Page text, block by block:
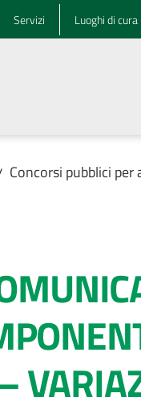
Servizi Luoghi di cura
Concorsi pubblici